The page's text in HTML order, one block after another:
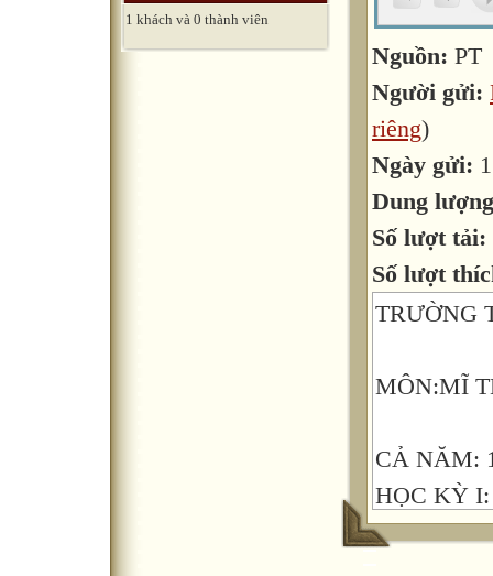
1 khách và 0 thành viên
Nguồn: PT
Người gửi:
riêng)
Ngày gửi:
Dung
Số lượt tải:
Số lượt
TRƯỜNG
MÔN:MĨ
CẢ NĂM:
HỌC KỲ I:
HỌC KỲ I